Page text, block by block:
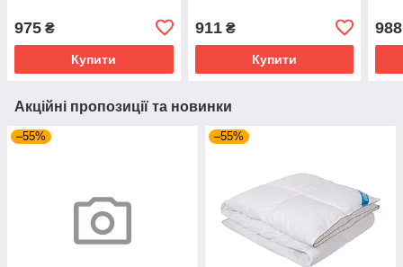
975 ₴
Купити
911₴
Купити
988
Акційні пропозиції та новинки
–55% –55%